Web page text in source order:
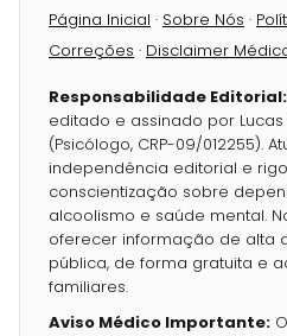
Página Inicial · Sobre Nós ·
Correções · Disclaimer
Responsabilidade Editorial:
editado e assinado por
(Psicólogo, CRP-09/012255).
independência editorial e
conscientização sobre
alcoolismo e saúde mental.
oferecer informação de alta
pública, de forma gratuita e
familiares.
Aviso Médico Importante: